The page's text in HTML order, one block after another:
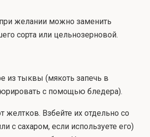
желании можно заменить
сорта или цельнозерновой.
из тыквы (мякоть запечь в
с помощью бледера).
желтков. Взбейте их отдельно со
с сахаром, если используете его)